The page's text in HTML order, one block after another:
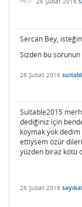
Sercan Bey,
Sizden bu sorunun
26 Şubat 2016
Suitable2015
dediğiniz için
koymak yok dedim
ettiysem özür
yüzden biraz kötü
26 Şubat 2016